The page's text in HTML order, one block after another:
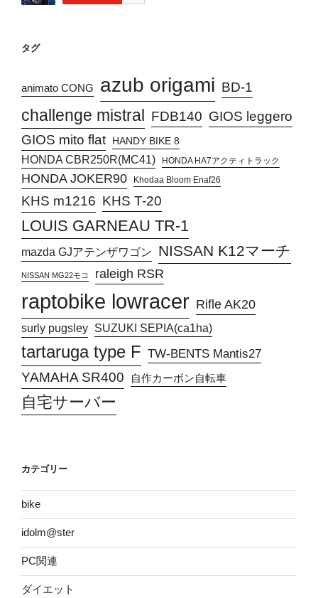
タグ
animato CONG azub origami BD-1
challenge mistral FDB140 GIOS leggero
GIOS mito flat
HANDY BIKE 8
HONDA CBR250R(MC41) HONDA HA7アクティトラック
HONDA JOKER90 Khodaa Bloom Enaf26
KHS m1216 KHS T-20
LOUIS GARNEAU TR-1
mazda GJアテンザワゴン NISSAN K12マーチ
NISSAN MG22モコ raleigh RSR
raptobike lowracer Rifle AK20
surly pugsley SUZUKI SEPIA(ca1ha)
tartaruga type F TW-BENTS Mantis27
YAMAHA SR400 自作カーボン自転車
自宅サーバー
カテゴリー
bike
idolm@ster
PC関連
ダイエット